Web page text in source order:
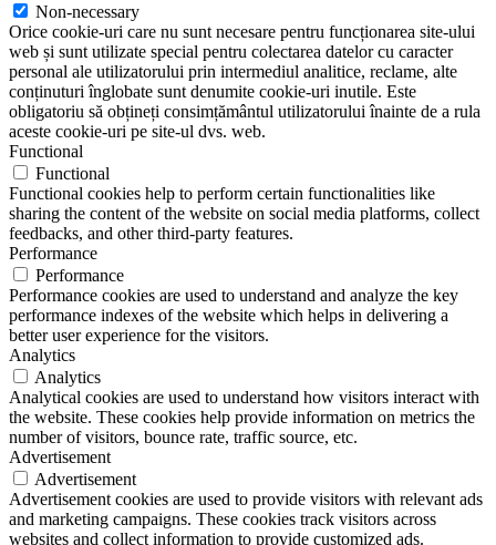
Non-necessary
Orice cookie-uri care nu sunt necesare pentru funcționarea site-ului
web și sunt utilizate special pentru colectarea datelor cu caracter
personal ale utilizatorului prin intermediul analitice, reclame, alte
conținuturi înglobate sunt denumite cookie-uri inutile. Este
obligatoriu să obțineți consimțământul utilizatorului înainte de a rula
aceste cookie-uri pe site-ul dvs. web.
Functional
Functional
Functional cookies help to perform certain functionalities like
sharing the content of the website on social media platforms, collect
feedbacks, and other third-party features.
Performance
Performance
Performance cookies are used to understand and analyze the key
performance indexes of the website which helps in delivering a
better user experience for the visitors.
Analytics
Analytics
Analytical cookies are used to understand how visitors interact with
the website. These cookies help provide information on metrics the
number of visitors, bounce rate, traffic source, etc.
Advertisement
Advertisement
Advertisement cookies are used to provide visitors with relevant ads
and marketing campaigns. These cookies track visitors across
websites and collect information to provide customized ads.